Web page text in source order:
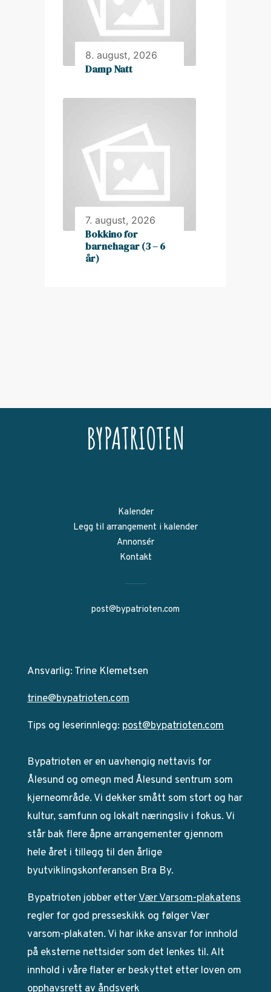
8. august, 2026
Damp Natt
7. august, 2026
Bokkino for
barnehagar (3 – 6
år)
Kalender
Legg til arrangement i kalender
Annonsér
Kontakt
post@bypatrioten.com
Ansvarlig: Trine Klemetsen
trine@bypatrioten.com
Tips og leserinnlegg: post@bypatrioten.com
Bypatrioten er en uavhengig nettavis for
Ålesund og omegn med Ålesund sentrum som
kjerneområde. Vi dekker smått som stort og har
kultur, samfunn og lokalt næringsliv i fokus. Vi
står bak flere åpne arrangementer gjennom
hele året i tillegg til den årlige
byutviklingskonferansen Bra By.
Bypatrioten jobber etterVær Varsom-plakatens
regler for god presseskikk og følger Vær
varsom-plakaten. Vi har ikke ansvar for innhold
på eksterne nettsider som det lenkes til. Alt
innhold i våre flater er beskyttet etter loven om
opphavsrett av åndsverk